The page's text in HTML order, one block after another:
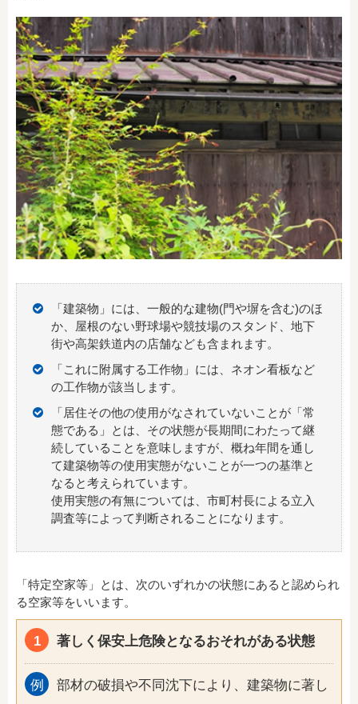
「建築物」には、一般的な建物(門や塀を含む)のほ
か、屋根のない野球場や競技場のスタンド、地下
街や高架鉄道内の店舗なども含まれます。
「これに附属する工作物」には、ネオン看板など
の工作物が該当します。
「居住その他の使用がなされていないことが「常
態である」とは、その状態が長期間にわたって継
続していることを意味しますが、概ね年間を通し
て建築物等の使用実態がないことが一つの基準と
なると考えられています。
使用実態の有無については、市町村長による立入
調査等によって判断されることになります。
「特定空家等」とは、次のいずれかの状態にあると認められ
る空家等をいいます。
著しく保安上危険となるおそれがある状態
部材の破損や不同沈下により、建築物に著し